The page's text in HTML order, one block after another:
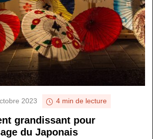
2023 4 min de lecture
grandissant pour
du Japonais